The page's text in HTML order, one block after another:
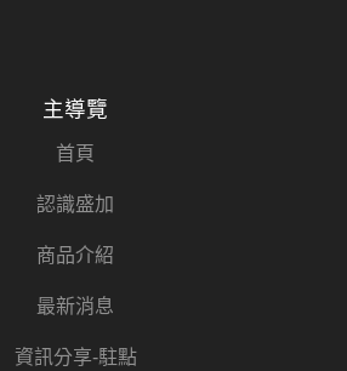
主導覽
首頁
認識盛加
商品介紹
最新消息
資訊分享-駐點